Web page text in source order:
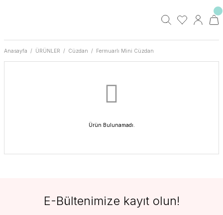
Anasayfa ÜRÜNLER Cüzdan Fermuarlı Mini Cüzdan
Ürün Bulunamadı.
E-Bültenimize kayıt olun!